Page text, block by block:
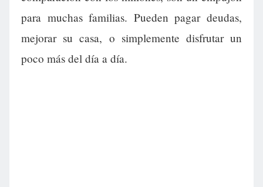
para muchas familias. Pueden pagar deudas,
mejorar su casa, o simplemente disfrutar un
poco más del día a día.